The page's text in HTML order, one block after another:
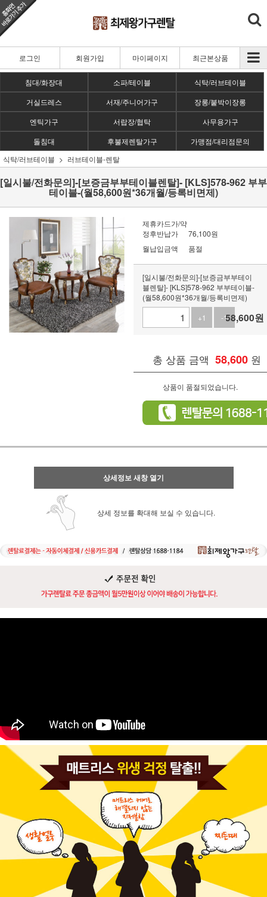
로그인 회원가입 마이페이지 최근본상품
침대/화장대 소파/테이블
식탁/러브테이블
거실드레스
서재/주니어가구
장롱/붙박이장롱
엔틱가구
서랍장/협탁
사무용가구
돌침대
후불제렌탈가구
가맹점/대리점문의
식탁/러브테이블
러브테이블-렌탈
[일시불/전화문의]-[보증금부부테이블렌탈]- [KLS]578-962 부부
테이블-(월58,600원*36개월/등록비면제)
제휴카드가/약
정후반납가
76,100원
월납입금액
품절
[일시불/전화문의]-[보증금부부테이
블렌탈]- [KLS]578-962 부부테이블-
(월58,600원*36개월/등록비면제)
+1
-158,600원
총 상품 금액 58,600 원
상품이 품절되었습니다.
상세정보 새창 열기
상세 정보를 확대해 보실 수 있습니다.